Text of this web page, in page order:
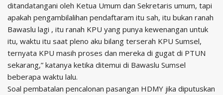
ditandatangani oleh Ketua Umum dan Sekretaris umum, tapi
apakah pengambilalihan pendaftaram itu sah, itu bukan ranah
Bawaslu lagi , itu ranah KPU yang punya kewenangan untuk
itu, waktu itu saat pleno aku bilang terserah KPU Sumsel,
ternyata KPU masih proses dan mereka di gugat di PTUN
sekarang,” katanya ketika ditemui di Bawaslu Sumsel
beberapa waktu lalu.
Soal pembatalan pencalonan pasangan HDMY jika diputuskan